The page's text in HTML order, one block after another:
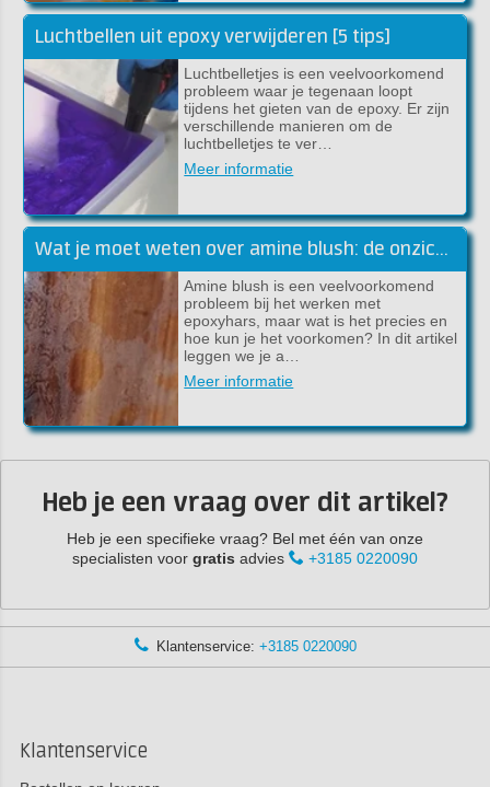
Luchtbellen uit epoxy verwijderen [5 tips]
Luchtbelletjes is een veelvoorkomend
probleem waar je tegenaan loopt
tijdens het gieten van de epoxy. Er zijn
verschillende manieren om de
luchtbelletjes te ver…
Meer informatie
Wat je moet weten over amine blush: de onzichtbare vijand van epoxyhars
Amine blush is een veelvoorkomend
probleem bij het werken met
epoxyhars, maar wat is het precies en
hoe kun je het voorkomen? In dit artikel
leggen we je a…
Meer informatie
Heb je een vraag over dit artikel?
Heb je een specifieke vraag? Bel met één van onze
specialisten voor gratis advies +3185 0220090
Klantenservice: +3185 0220090
Klantenservice